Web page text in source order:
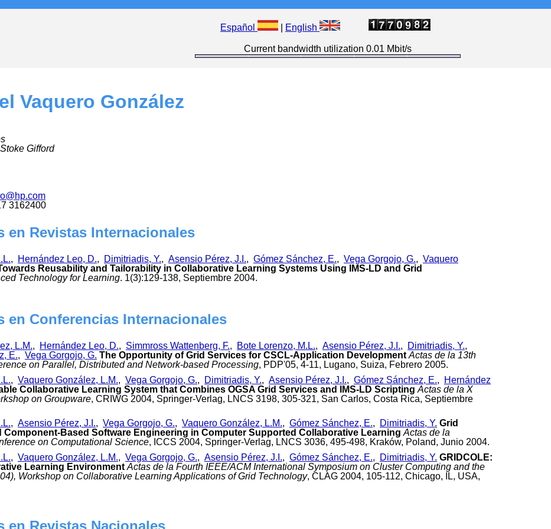
Español English
Current bandwidth utilization 0.01 Mbit/s
Vaquero González
Gifford
3162400
en Revistas Internacionales
, Hernández Leo, D., Dimitriadis, Y., Asensio Pérez, J.I., Gómez Sánchez, E., Vega Gorgojo, G., Vaquero
Reusability and Tailorability in Collaborative Learning Systems Using IMS-LD and Grid
Technology for Learning. 1(3):129-138, Septiembre 2004.
en Conferencias Internacionales
L.M., Hernández Leo, D., Simmross Wattenberg, F., Bote Lorenzo, M.L., Asensio Pérez, J.I., Dimitriadis, Y.,
E., Vega Gorgojo, G. The Opportunity of Grid Services for CSCL-Application Development Actas de la 13th
on Parallel, Distributed and Network-based Processing, PDP'05, 4-11, Lugano, Suiza, Febrero 2005.
, Vaquero González, L.M., Vega Gorgojo, G., Dimitriadis, Y., Asensio Pérez, J.I., Gómez Sánchez, E.,
Hernández
Collaborative Learning System that Combines OGSA Grid Services and IMS-LD Scripting Actas de la X
on Groupware, CRIWG 2004, Springer-Verlag, LNCS 3198, 305-321, San Carlos, Costa Rica, Septiembre
, Asensio Pérez, J.I., Vega Gorgojo, G., Vaquero González, L.M., Gómez Sánchez, E., Dimitriadis, Y. Grid
Component-Based Software Engineering in Computer Supported Collaborative Learning Actas de la
on Computational Science, ICCS 2004, Springer-Verlag, LNCS 3036, 495-498, Kraków, Poland, Junio 2004.
, Vaquero González, L.M., Vega Gorgojo, G., Asensio Pérez, J.I., Gómez Sánchez, E., Dimitriadis, Y. GRIDCOLE:
Learning Environment Actas de la Fourth IEEE/ACM International Symposium on Cluster Computing and the
Workshop on Collaborative Learning Applications of Grid Technology, CLAG 2004, 105-112, Chicago, IL, USA,